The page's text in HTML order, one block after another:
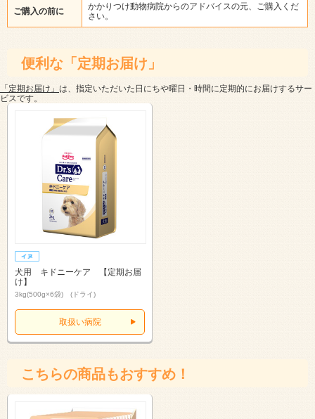
ご購入の前に
かかりつけ動物病院からのアドバイスの元、ご購入くだ
さい。
便利な「定期お届け」
「定期お届け」 は、指定いただいた日にちや曜日・時間に定期的にお届けするサー
ビスです。
犬用 キドニーケア 【定期お届
け】
3kg(500g×6袋) (ドライ)
取扱い病院
こちらの商品もおすすめ！